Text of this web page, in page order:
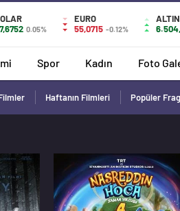
0.05%
EURO
55,0715 -0.12%
ALTIN
Spor Kadın Foto
Haftanın Filmleri Popüler